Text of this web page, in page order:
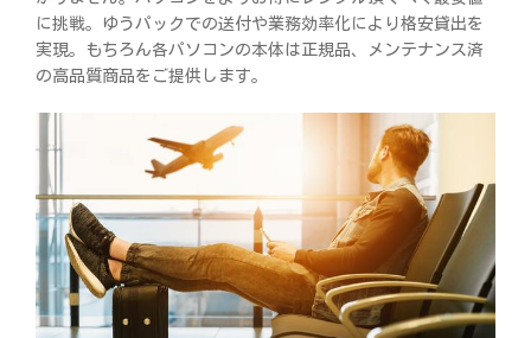
に挑戦。ゆうパックでの送付や業務効率化により格安貸出を
実現。もちろん各パソコンの本体は正規品、メンテナンス済
の高品質商品をご提供します。